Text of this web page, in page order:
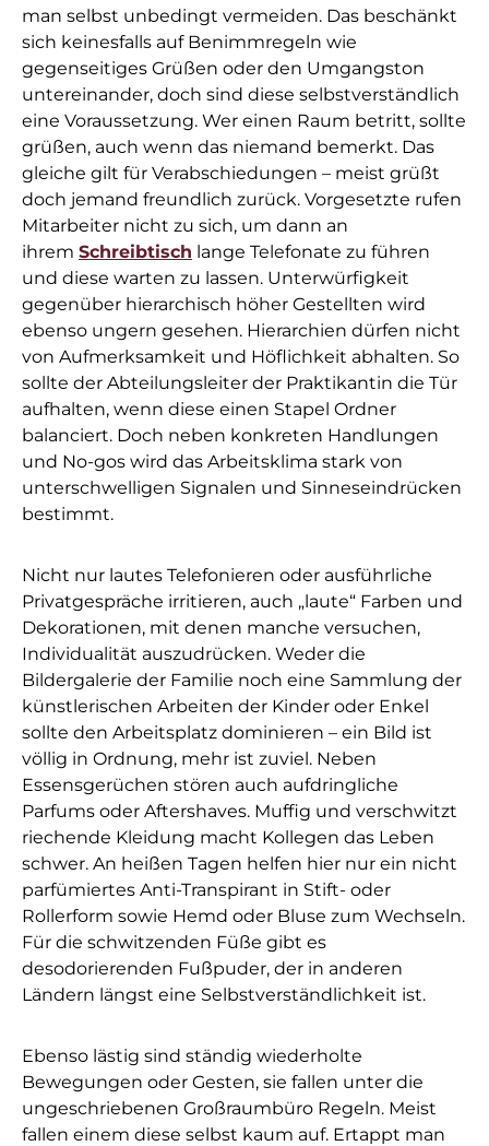
man selbst unbedingt vermeiden. Das beschänkt
sich keinesfalls auf Benimmregeln wie
gegenseitiges Grüßen oder den Umgangston
untereinander, doch sind diese selbstverständlich
eine Voraussetzung. Wer einen Raum betritt, sollte
grüßen, auch wenn das niemand bemerkt. Das
gleiche gilt für Verabschiedungen – meist grüßt
doch jemand freundlich zurück. Vorgesetzte rufen
Mitarbeiter nicht zu sich, um dann an
ihrem Schreibtisch lange Telefonate zu führen
und diese warten zu lassen. Unterwürfigkeit
gegenüber hierarchisch höher Gestellten wird
ebenso ungern gesehen. Hierarchien dürfen nicht
von Aufmerksamkeit und Höflichkeit abhalten. So
sollte der Abteilungsleiter der Praktikantin die Tür
aufhalten, wenn diese einen Stapel Ordner
balanciert. Doch neben konkreten Handlungen
und No-gos wird das Arbeitsklima stark von
unterschwelligen Signalen und Sinneseindrücken
bestimmt.
Nicht nur lautes Telefonieren oder ausführliche
Privatgespräche irritieren, auch „laute“ Farben und
Dekorationen, mit denen manche versuchen,
Individualität auszudrücken. Weder die
Bildergalerie der Familie noch eine Sammlung der
künstlerischen Arbeiten der Kinder oder Enkel
sollte den Arbeitsplatz dominieren – ein Bild ist
völlig in Ordnung, mehr ist zuviel. Neben
Essensgerüchen stören auch aufdringliche
Parfums oder Aftershaves. Muffig und verschwitzt
riechende Kleidung macht Kollegen das Leben
schwer. An heißen Tagen helfen hier nur ein nicht
parfümiertes Anti-Transpirant in Stift- oder
Rollerform sowie Hemd oder Bluse zum Wechseln.
Für die schwitzenden Füße gibt es
desodorierenden Fußpuder, der in anderen
Ländern längst eine Selbstverständlichkeit ist.
Ebenso lästig sind ständig wiederholte
Bewegungen oder Gesten, sie fallen unter die
ungeschriebenen Großraumbüro Regeln. Meist
fallen einem diese selbst kaum auf. Ertappt man